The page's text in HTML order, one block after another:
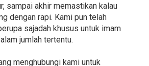
sampai akhir memastikan kalau
dengan rapi. Kami pun telah
sajadah khusus untuk imam
jumlah tertentu.
menghubungi kami untuk